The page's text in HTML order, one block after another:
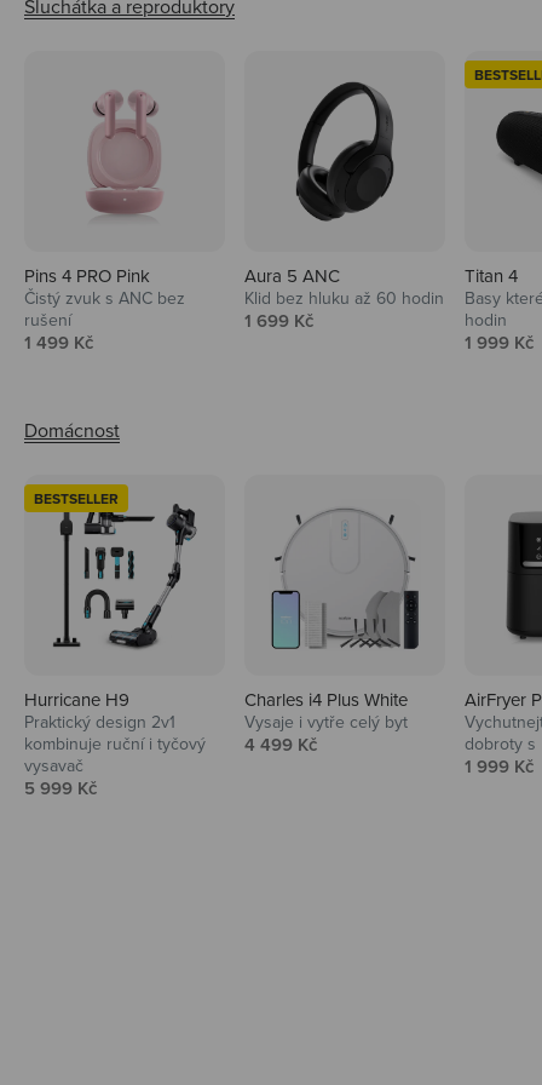
Pins 4 PRO Pink
Čistý zvuk s ANC bez
rušení
Prodejní cena
1 499 Kč
Aura 5 ANC
Klid bez hluku až 60 hodin
Prodejní cena
1 699 Kč
Titan 4
Basy
hodin
Prodejní
1 999 Kč
BESTSELLER
Hurricane H9
Praktický design 2v1
kombinuje ruční i tyčový
vysavač
Prodejní cena
5 999 Kč
Charles i4 Plus White
Vysaje i vytře celý byt
Prodejní cena
4 499 Kč
AirFryer
dobroty s
Prodejní
1 999 Kč
Audio
Niceboy sluchátka a repráky ti padnou
do noty.